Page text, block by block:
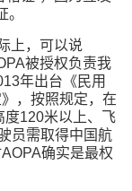
上，可以说
被授权负责我
年出台《民用
，按照规定，在
度120米以上、飞
员需取得中国航
确实是最权